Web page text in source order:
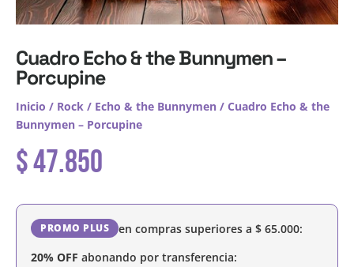
Cuadro Echo & the Bunnymen –
Porcupine
Inicio / Rock / Echo & the Bunnymen / Cuadro Echo & the
Bunnymen – Porcupine
$47.850
PROMO PLUS en compras superiores a $ 65.000:
20% OFF abonando por transferencia: